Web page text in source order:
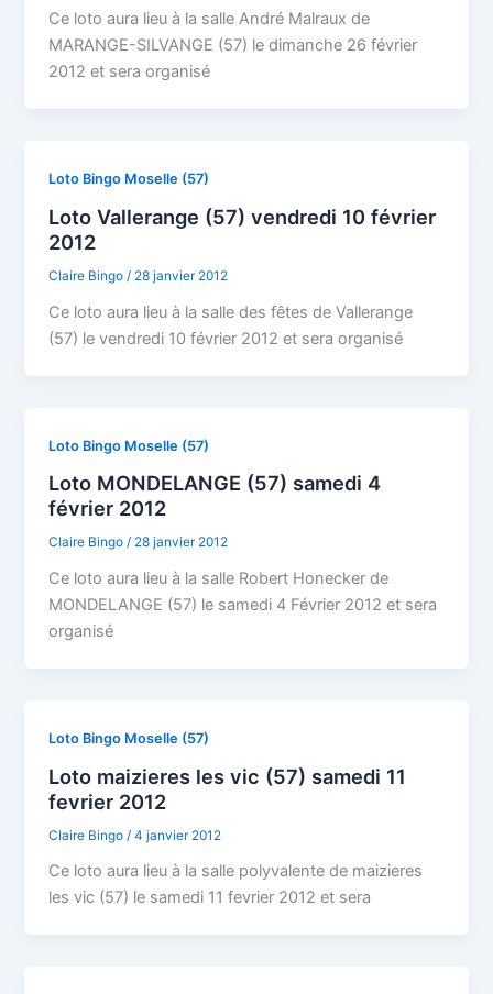
Ce loto aura lieu à la salle André Malraux de
MARANGE-SILVANGE (57) le dimanche 26 février
2012 et sera organisé
Loto Bingo Moselle (57)
Loto Vallerange (57) vendredi 10 février
2012
Claire Bingo / 28 janvier 2012
Ce loto aura lieu à la salle des fêtes de Vallerange
(57) le vendredi 10 février 2012 et sera organisé
Loto Bingo Moselle (57)
Loto MONDELANGE (57) samedi 4
février 2012
Claire Bingo/ 28 janvier 2012
Ce loto aura lieu à la salle Robert Honecker de
MONDELANGE (57) le samedi 4 Février 2012 et sera
organisé
Loto Bingo Moselle (57)
Loto maizieres les vic (57) samedi 11
fevrier 2012
Claire Bingo /4 janvier 2012
Ce loto aura lieu à la salle polyvalente de maizieres
les vic (57) le samedi 11 fevrier 2012 et sera